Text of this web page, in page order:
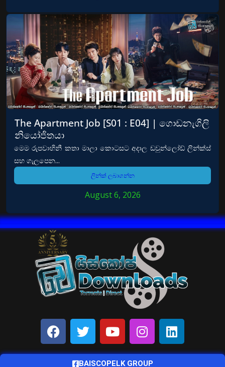
The Apartment Job [S01 : E04] | ගොඩනැගිලි
නියෝජිතයා
මෙම රුපවාහිනී කතා මාලා කොටසට අදාල ඩවුන්ලෝඩ් ලින්ක්ස්
සහ ගැලපෙන...
ලින්ක් ලබාගන්න
August 6, 2026
BAISCOPELK GROUP